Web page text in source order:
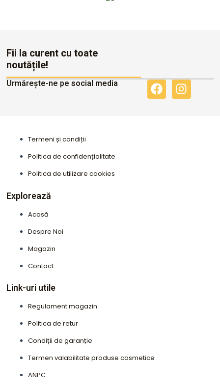
Fii la curent cu toate
noutățile!
Urmărește-ne pe social media
F
a
I
n
Termeni și condiții
Politica de confidențialitate
Politica de utilizare cookies
Explorează
Acasă
Despre Noi
Magazin
Contact
Link-uri utile
Regulament magazin
Politica de retur
Condiții de garanție
Termen valabilitate produse cosmetice
ANPC